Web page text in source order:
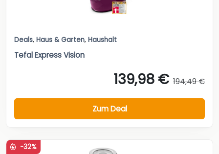
Deals, Haus & Garten, Haushalt
Tefal Express Vision
139,98 € 194,49 €
Zum Deal
-32%